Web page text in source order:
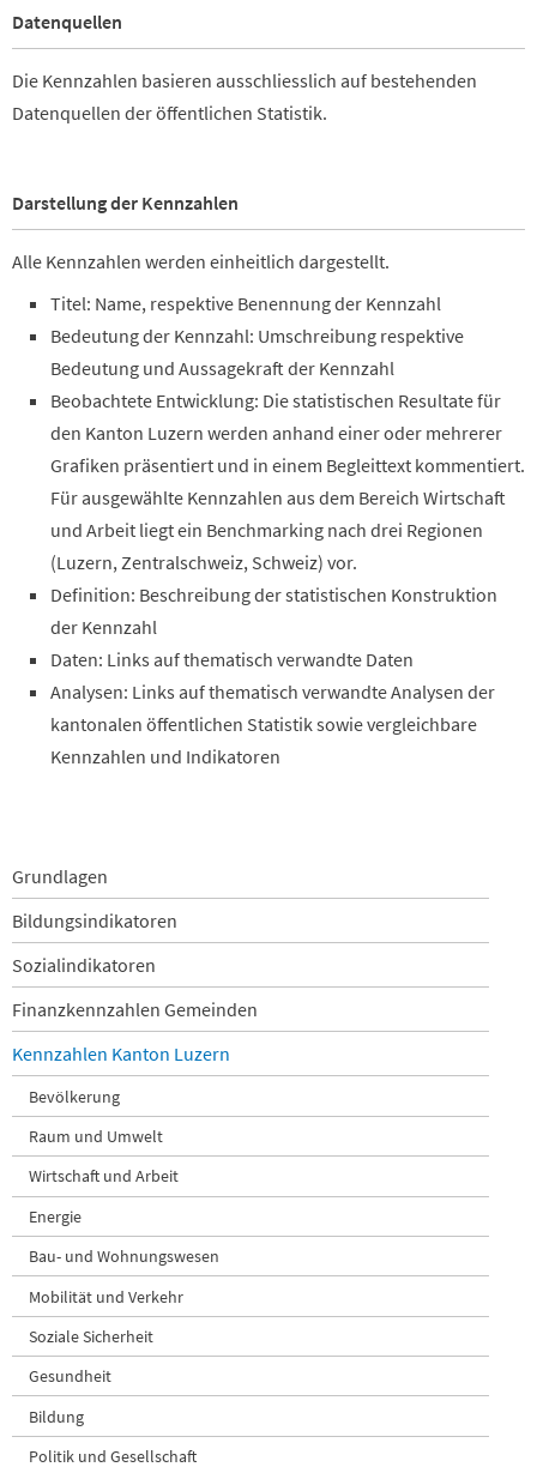
Datenquellen
Die Kennzahlen basieren ausschliesslich auf bestehenden
Datenquellen der öffentlichen Statistik.
Darstellung der Kennzahlen
Alle Kennzahlen werden einheitlich dargestellt.
Titel: Name, respektive Benennung der Kennzahl
Bedeutung der Kennzahl: Umschreibung respektive
Bedeutung und Aussagekraft der Kennzahl
Beobachtete Entwicklung: Die statistischen Resultate für
den Kanton Luzern werden anhand einer oder mehrerer
Grafiken präsentiert und in einem Begleittext kommentiert.
Für ausgewählte Kennzahlen aus dem Bereich Wirtschaft
und Arbeit liegt ein Benchmarking nach drei Regionen
(Luzern, Zentralschweiz, Schweiz) vor.
Definition: Beschreibung der statistischen Konstruktion
der Kennzahl
Daten: Links auf thematisch verwandte Daten
Analysen: Links auf thematisch verwandte Analysen der
kantonalen öffentlichen Statistik sowie vergleichbare
Kennzahlen und Indikatoren
Navigation
überspringen
Grundlagen
Bildungsindikatoren
Sozialindikatoren
Finanzkennzahlen Gemeinden
Kennzahlen Kanton Luzern
Bevölkerung
Raum und Umwelt
Wirtschaft und Arbeit
Energie
Bau- und Wohnungswesen
Mobilität und Verkehr
Soziale Sicherheit
Gesundheit
Bildung
Politik und Gesellschaft